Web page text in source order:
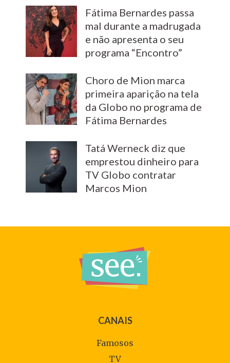
Fátima Bernardes passa
mal durante a madrugada
e não apresenta o seu
programa “Encontro”
Choro de Mion marca
primeira aparição na tela
da Globo no programa de
Fátima Bernardes
Tatá Werneck diz que
emprestou dinheiro para
TV Globo contratar
Marcos Mion
CANAIS
Famosos
TV